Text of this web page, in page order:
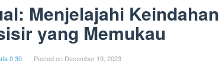
Menjelajahi Keindahan
yang Memukau
0 30 Posted on December 19, 2023